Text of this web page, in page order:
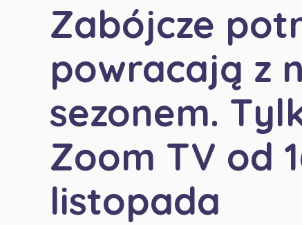
Zabójcze
powracają z
sezonem.
Zoom TV od
listopada